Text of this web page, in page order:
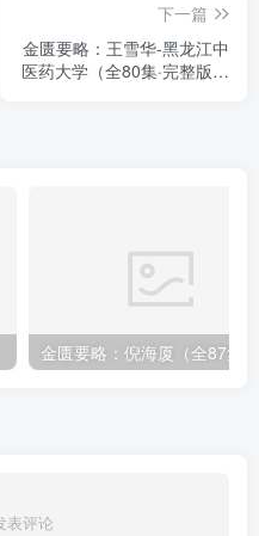
下一篇
金匮要略：王雪华-黑龙江中
医药大学（全80集·完整版录
表评论